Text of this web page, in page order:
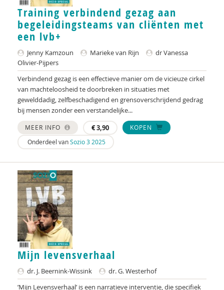
Anna de Haan
Ellen de Ruiter
C.J. Degener
Marja Dekker
Peter Dijkstra
Pieternel Dijkstra
Sietske Dijkstra, Hameeda Lakho en Kirsten
Jan Dirk de Jong
Jerôme van Dongen
Andrea Donker
Peter Paul Doodkorte
Hanske Douwenga
Hanna Driever
Training verbindend gezag aan
begeleidingsteams van cliënten met
een lvb+
Jenny Kamzoun Marieke van Rijn
dr Vanessa
Olivier-Pijpers
Verbindend gezag is een effectieve manier om de vicieuze cirkel
van machteloosheid te doorbreken in situaties met
gewelddadig, zelfbeschadigend en grensoverschrijdend gedrag
bij mensen zonder een verstandelijke...
MEER INFO €3,90
KOPEN
Onderdeel vanSozio 3 2025
Mijn levensverhaal
dr. J. Beernink-Wissink
dr. G. Westerhof
’Mijn Levensverhaal’ is een narratieve interventie, die specifiek